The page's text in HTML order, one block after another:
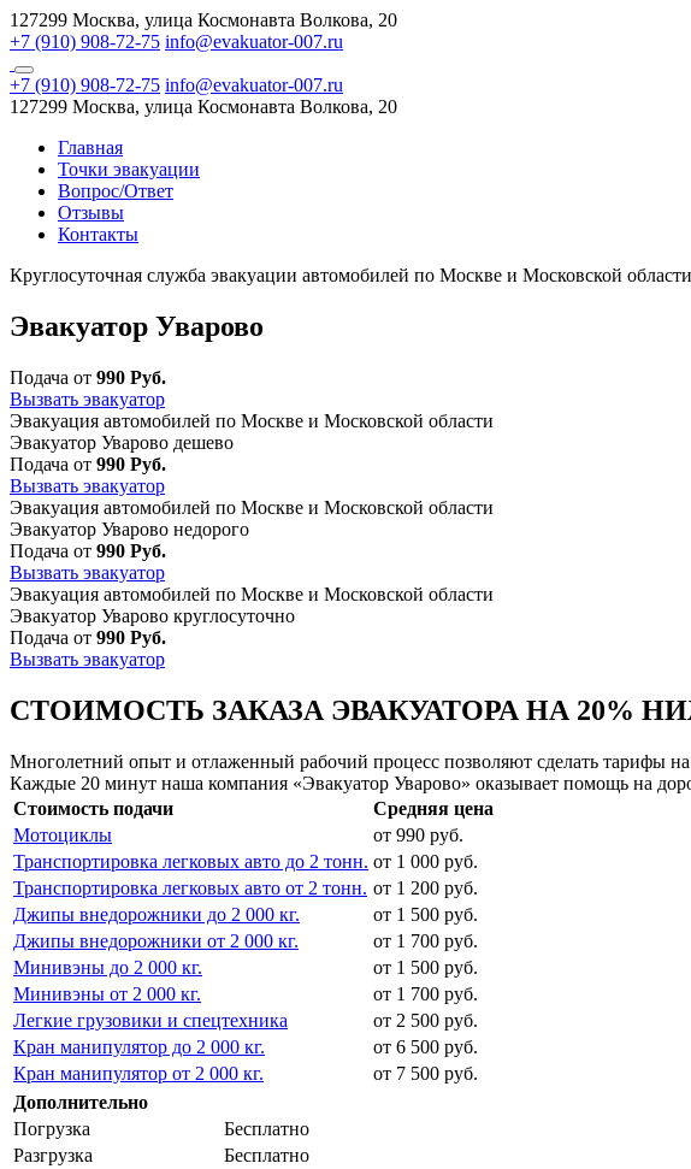
127299 Москва, улица Космонавта Волкова, 20
+7 (910) 908-72-75 info@evakuator-007.ru
+7 (910) 908-72-75 info@evakuator-007.ru
127299 Москва, улица Космонавта Волкова, 20
Главная
Точки эвакуации
Вопрос/Ответ
Отзывы
Контакты
Круглосуточная служба эвакуации автомобилей по Москве и Московской области
Эвакуатор Уварово
Подача от 990 Руб.
Вызвать эвакуатор
Эвакуация автомобилей по Москве и Московской области
Эвакуатор Уварово дешево
Подача от 990 Руб.
Вызвать эвакуатор
Эвакуация автомобилей по Москве и Московской области
Эвакуатор Уварово недорого
Подача от 990 Руб.
Вызвать эвакуатор
Эвакуация автомобилей по Москве и Московской области
Эвакуатор Уварово круглосуточно
Подача от 990 Руб.
Вызвать эвакуатор
СТОИМОСТЬ ЗАКАЗА ЭВАКУАТОРА НА 20%
Многолетний опыт и отлаженный рабочий процесс позволяют сделать тарифы
Каждые 20 минут наша компания «Эвакуатор Уварово» оказывает помощь на
Стоимость подачи
Средняя цена
Мотоциклы
от 990 руб.
Транспортировка легковых авто до 2 тонн. от 1 000 руб.
Транспортировка легковых авто от 2 тонн. от 1 200 руб.
Джипы внедорожники до 2 000 кг.
от 1 500 руб.
Джипы внедорожники от 2 000 кг.
от 1 700 руб.
Минивэны до 2 000 кг.
от 1 500 руб.
Минивэны от 2 000 кг.
от 1 700 руб.
Легкие грузовики и спецтехника
от 2 500 руб.
Кран манипулятор до 2 000 кг.
от 6 500 руб.
Кран манипулятор от 2 000 кг.
от 7 500 руб.
Дополнительно
Погрузка
Бесплатно
Разгрузка
Бесплатно